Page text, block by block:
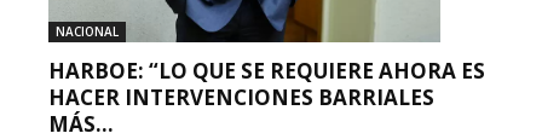
NACIONAL
HARBOE: “LO QUE SE REQUIERE AHORA ES
HACER INTERVENCIONES BARRIALES
MÁS...